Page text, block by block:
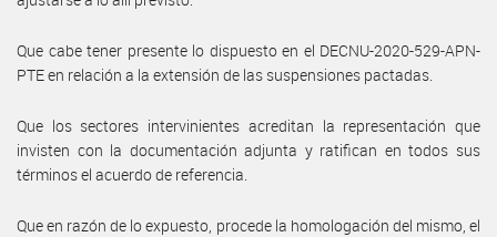
Que cabe tener presente lo dispuesto en el DECNU-2020-529-APN-
PTE en relación a la extensión de las suspensiones pactadas.
Que los sectores intervinientes acreditan la representación que
invisten con la documentación adjunta y ratifican en todos sus
términos el acuerdo de referencia.
Que en razón de lo expuesto, procede la homologación del mismo, el